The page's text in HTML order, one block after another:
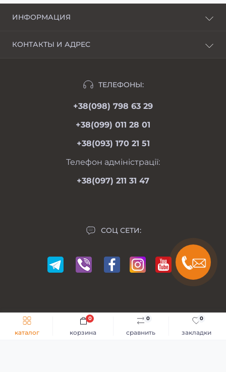
каталог сравнить
0
закладки
0
корзина
0
ИНФОРМАЦИЯ
Связаться с нами
КОНТАКТЫ И АДРЕС
ТЕЛЕФОНЫ:
+38(098) 798 63 29
+38(099) 011 28 01
+38(093) 170 21 51
Телефон адміністрації:
+38(097) 211 31 47
СОЦ СЕТИ:
Мій Мотоблок © 2014-2026
Разработка сайта -
GKS Веб-Студия